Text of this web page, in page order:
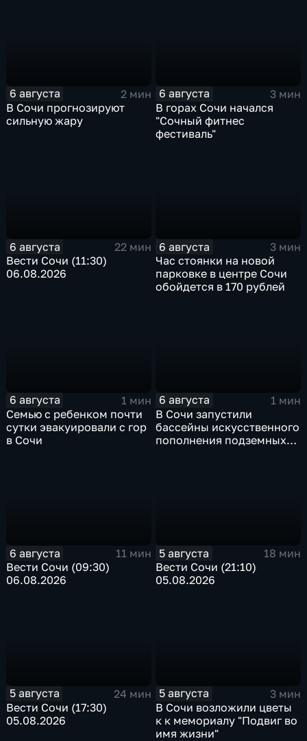
6 августа
2 мин
В Сочи прогнозируют
сильную жару
6 августа
3 мин
В горах Сочи начался
"Сочный фитнес
фестиваль"
6 августа
22 мин
Вести Сочи (11:30)
06.08.2026
6 августа
3 мин
Час стоянки на новой
парковке в центре Сочи
обойдется в 170 рублей
6 августа
1 мин
Семью с ребенком почти
сутки эвакуировали с гор
в Сочи
6 августа
1 мин
В Сочи запустили
бассейны искусственного
пополнения подземных
6 августа
11 мин
Вести Сочи (09:30)
06.08.2026
5 августа
18 мин
Вести Сочи (21:10)
05.08.2026
5 августа
24 мин
Вести Сочи (17:30)
05.08.2026
5 августа
3 мин
В Сочи возложили цветы
к к мемориалу "Подвиг во
имя жизни"